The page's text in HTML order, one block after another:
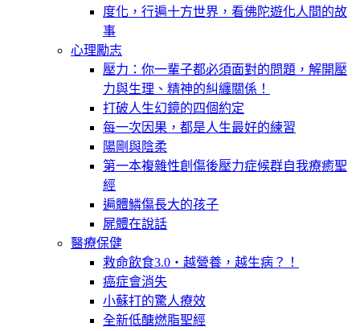
度化，行遍十方世界，看佛陀遊化人間的故
事
心理勵志
壓力：你一輩子都必須面對的問題，解開壓
力與生理、精神的糾纏關係！
打破人生幻鏡的四個約定
每一次因果，都是人生最好的練習
陽剛與陰柔
第一本複雜性創傷後壓力症候群自我療癒聖
經
遍體鱗傷長大的孩子
屍體在說話
醫療保健
救命飲食3.0‧越營養，越生病？！
癌症會消失
小蘇打的驚人療效
全新低醣燃脂聖經